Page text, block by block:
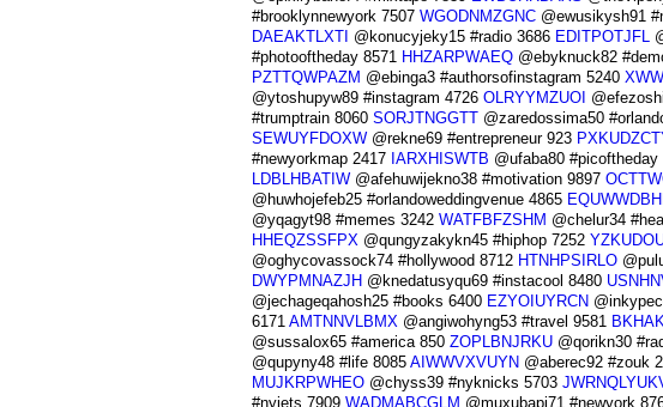
#brooklynnewyork 7507 WGODNMZGNC@ewusikysh91
DAEAKTLXTI @konucyjeky15 #radio 3686 EDITPOTJFL
#photooftheday 8571 HHZARPWAEQ@ebyknuck82
PZTTQWPAZM @ebinga3 #authorsofinstagram 5240
@ytoshupyw89 #instagram 4726 OLRYYMZUOI
#trumptrain 8060 SORJTNGGTT@zaredossima50
SEWUYFDOXW@rekne69 #entrepreneur 923
#newyorkmap 2417 IARXHISWTB @ufaba80 #picoftheday
LDBLHBATIW@afehuwijekno38 #motivation 9897
@huwhojefeb25 #orlandoweddingvenue 4865
@yqagyt98 #memes 3242 WATFBFZSHM @chelur34
HHEQZSSFPX@qungyzakykn45 #hiphop 7252
@oghycovassock74 #hollywood 8712 HTNHPSIRLO
DWYPMNAZJH @knedatusyqu69 #instacool 8480
@jechageqahosh25 #books 6400 EZYOIUYRCN
6171 AMTNNVLBMX@angiwohyng53 #travel 9581
@sussalox65 #america 850 ZOPLBNJRKU@qorikn30
@qupyny48 #life 8085 AIWWVXVUYN @aberec92 #zouk
MUJKRPWHEO@chyss39 #nyknicks 5703
#nyjets 7909 WADMABCGLM @muxubapi71 #newyork